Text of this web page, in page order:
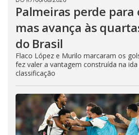
Palmeiras perde para
mas avança às
do Brasil
Flaco López e Murilo marcaram os
fez valer a vantagem construída na
classificação